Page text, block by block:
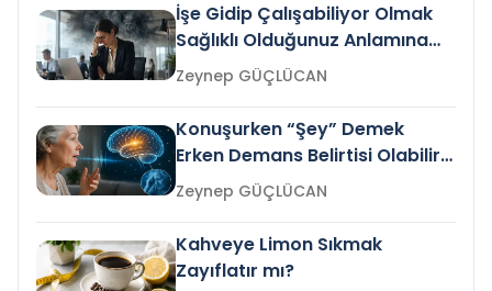
İşe Gidip Çalışabiliyor Olmak
Sağlıklı Olduğunuz Anlamına
Gelir mi?Zeynep GÜÇLÜCAN
Konuşurken “Şey” Demek
Erken Demans Belirtisi Olabilir
mi?
Zeynep GÜÇLÜCAN
Kahveye Limon Sıkmak
Zayıflatır mı?